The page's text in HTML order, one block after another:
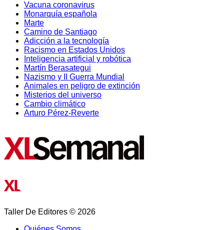
Vacuna coronavirus
Monarquía española
Marte
Camino de Santiago
Adicción a la tecnología
Racismo en Estados Unidos
Inteligencia artificial y robótica
Martín Berasategui
Nazismo y II Guerra Mundial
Animales en peligro de extinción
Misterios del universo
Cambio climático
Arturo Pérez-Reverte
Taller De Editores © 2026